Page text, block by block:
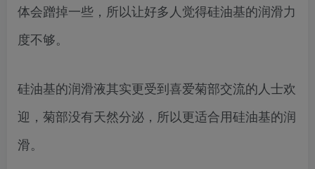
体会蹭掉一些，所以让好多人觉得硅油基的润滑力
度不够。
硅油基的润滑液其实更受到喜爱菊部交流的人士欢
迎，菊部没有天然分泌，所以更适合用硅油基的润
滑。